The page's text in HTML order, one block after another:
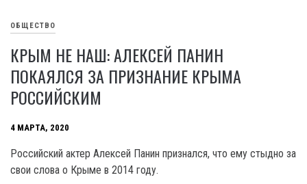
ОБЩЕСТВО
КРЫМ НЕ НАШ: АЛЕКСЕЙ ПАНИН
ПОКАЯЛСЯ ЗА ПРИЗНАНИЕ КРЫМА
РОССИЙСКИМ
4 МАРТА, 2020
Российский актер Алексей Панин признался, что ему стыдно за
свои слова о Крыме в 2014 году.